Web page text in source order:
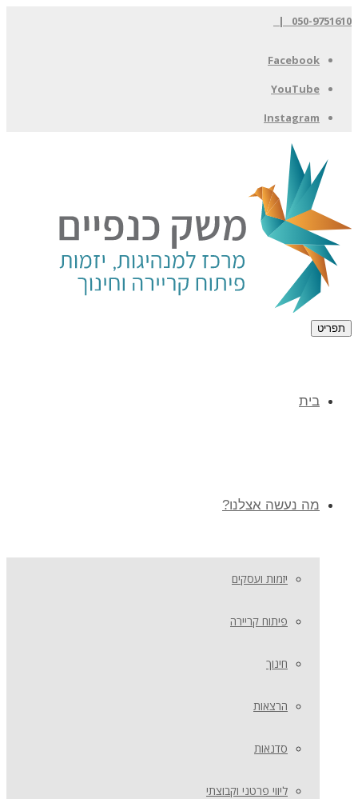
050-9751610 |
Facebook
YouTube
Instagram
תפריט
בית
מה נעשה אצלנו?
יזמות ועסקים
פיתוח קריירה
חינוך
הרצאות
סדנאות
ליווי פרטני וקבוצתי